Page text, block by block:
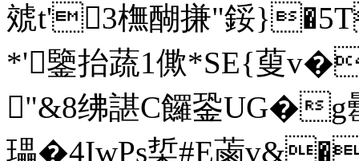
虠t'3橅醐搛"鋖
*'鑒抬蔬1僛*SE{蓃
"&8绋諶C饠銎UG�g
瓃�4IwPs梊#E蓾